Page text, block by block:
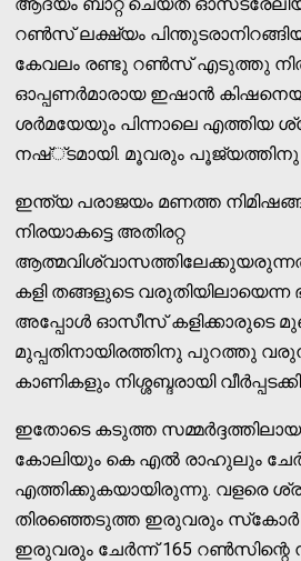
റണ്‍സ് ലക്ഷ്യം
കേവലം രണ്ടു റണ്‍സ് എടുത്തു
ഓപ്പണര്‍മാരായ ഇഷാന്‍
ശര്‍മയേയും പിന്നാലെ
നഷ്്ടമായി. മൂവരും പൂജ്യത്തിനു
ഇന്ത്യ പരാജയം മണത്ത
നിരയാകട്ടെ അതിരറ്റ
കളി തങ്ങളുടെ വരുതിയിലായെന്ന
അപ്പോള്‍ ഓസീസ് കളിക്കാരുടെ
മുപ്പതിനായിരത്തിനു പുറത്തു
കാണികളും നിശ്ശബ്ദരായി
ഇതോടെ കടുത്ത
കോലിയും കെ എല്‍ രാഹുലും
എത്തിക്കുകയായിരുന്നു. വളരെ
തിരഞ്ഞെടുത്ത ഇരുവരും സ്‌കോര്‍
ഇരുവരും ചേര്‍ന്ന് 165 റണ്‍സിന്റെ